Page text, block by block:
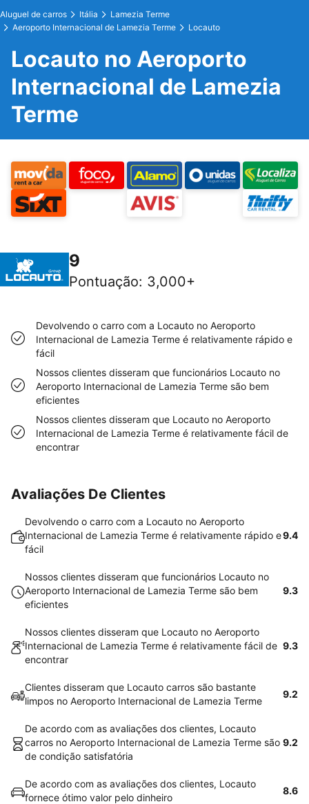
Aluguel de carros Itália
Lamezia Terme
Aeroporto Internacional de Lamezia Terme
Locauto
Locauto no Aeroporto
Internacional de Lamezia
Terme
9
Pontuação: 3,000+
Devolvendo o carro com a Locauto no Aeroporto
Internacional de Lamezia Terme é relativamente rápido e
fácil
Nossos clientes disseram que funcionários Locauto no
Aeroporto Internacional de Lamezia Terme são bem
eficientes
Nossos clientes disseram que Locauto no Aeroporto
Internacional de Lamezia Terme é relativamente fácil de
encontrar
Avaliações De Clientes
Devolvendo o carro com a Locauto no Aeroporto
Internacional de Lamezia Terme é relativamente rápido e
fácil
9.4
Nossos clientes disseram que funcionários Locauto no
Aeroporto Internacional de Lamezia Terme são bem
eficientes
9.3
Nossos clientes disseram que Locauto no Aeroporto
Internacional de Lamezia Terme é relativamente fácil de
encontrar
9.3
Clientes disseram que Locauto carros são bastante
limpos no Aeroporto Internacional de Lamezia Terme
9.2
De acordo com as avaliações dos clientes, Locauto
carros no Aeroporto Internacional de Lamezia Terme são
de condição satisfatória
9.2
De acordo com as avaliações dos clientes, Locauto
fornece ótimo valor pelo dinheiro
8.6